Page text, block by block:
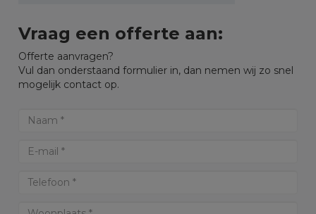
Vraag een offerte aan:
Offerte aanvragen?
Vul dan onderstaand formulier in, dan nemen wij zo snel
mogelijk contact op.